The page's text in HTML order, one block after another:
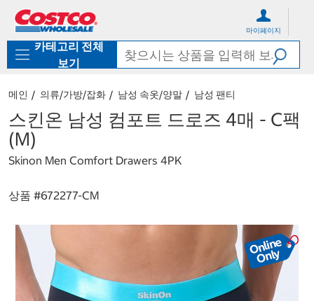
로
기
가
마이페이지
카테고리 전체
보기
메인 의류/가방/잡화 남성 속옷/양말 남성 팬티
스킨온 남성 컴포트 드로즈 4매 - C팩
(M)
Skinon Men Comfort Drawers 4PK
상품 #672277-CM